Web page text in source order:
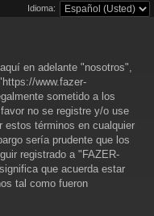
fic
se
ra
us
Idioma:
en adelante "nosotros",
www.fazer-
sometido a los
no se registre y/o use
estos términos en cualquier
sería prudente que los
registrado a "FAZER-
que acuerda estar
tal como fueron